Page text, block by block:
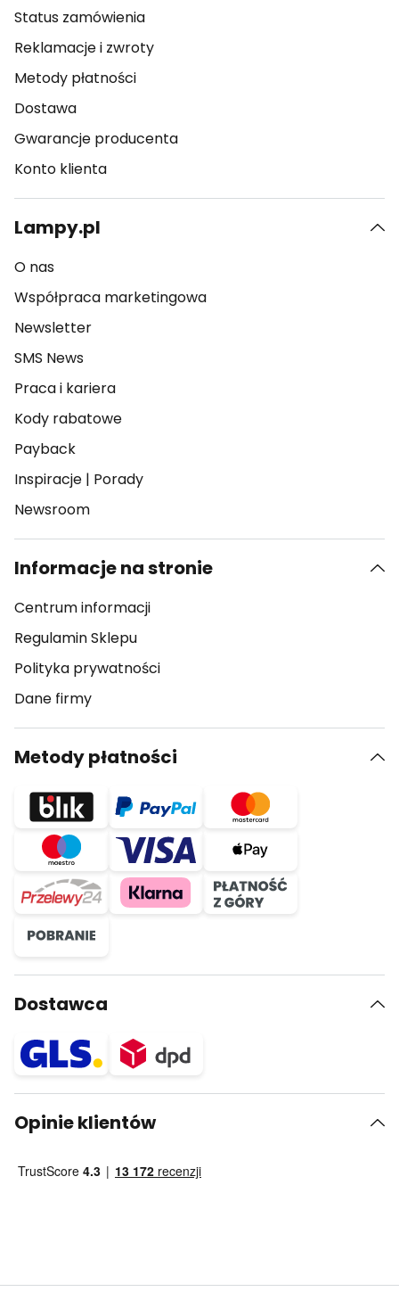
Status zamówienia
Reklamacje i zwroty
Metody płatności
Dostawa
Gwarancje producenta
Konto klienta
Lampy.pl
O nas
Współpraca marketingowa
Newsletter
SMS News
Praca i kariera
Kody rabatowe
Payback
Inspiracje | Porady
Newsroom
Informacje na stronie
Centrum informacji
Regulamin Sklepu
Polityka prywatności
Dane firmy
Metody płatności
Dostawca
Opinie klientów